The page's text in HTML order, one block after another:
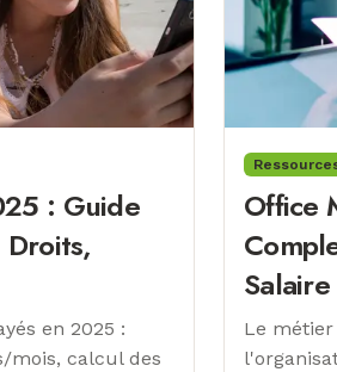
: Guide
en 2025 :
mois, calcul des
Office
Le